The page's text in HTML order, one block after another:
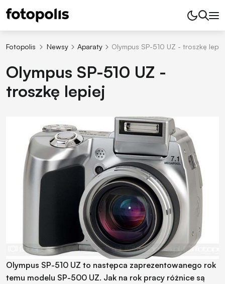
Fotopolis Newsy Aparaty Olympus SP-510 UZ - troszkę lepiej
Olympus SP-510 UZ -
troszkę lepiej
Olympus SP-510 UZ to następca zaprezentowanego rok
temu modelu SP-500 UZ. Jak na rok pracy różnice są